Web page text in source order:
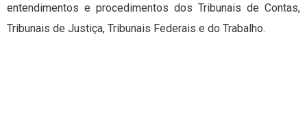
entendimentos e procedimentos dos Tribunais de Contas,
Tribunais de Justiça, Tribunais Federais e do Trabalho.